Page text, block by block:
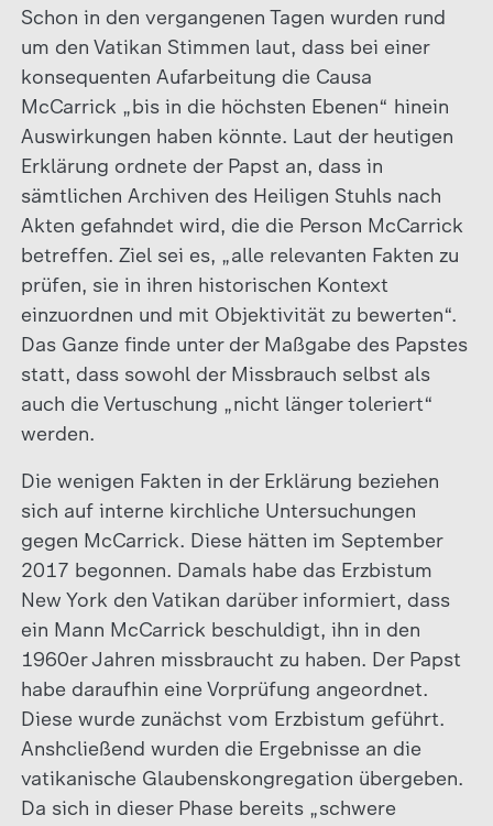
Schon in den vergangenen Tagen wurden rund
um den Vatikan Stimmen laut, dass bei einer
konsequenten Aufarbeitung die Causa
McCarrick „bis in die höchsten Ebenen“ hinein
Auswirkungen haben könnte. Laut der heutigen
Erklärung ordnete der Papst an, dass in
sämtlichen Archiven des Heiligen Stuhls nach
Akten gefahndet wird, die die Person McCarrick
betreffen. Ziel sei es, „alle relevanten Fakten zu
prüfen, sie in ihren historischen Kontext
einzuordnen und mit Objektivität zu bewerten“.
Das Ganze finde unter der Maßgabe des Papstes
statt, dass sowohl der Missbrauch selbst als
auch die Vertuschung „nicht länger toleriert“
werden.
Die wenigen Fakten in der Erklärung beziehen
sich auf interne kirchliche Untersuchungen
gegen McCarrick. Diese hätten im September
2017 begonnen. Damals habe das Erzbistum
New York den Vatikan darüber informiert, dass
ein Mann McCarrick beschuldigt, ihn in den
1960er Jahren missbraucht zu haben. Der Papst
habe daraufhin eine Vorprüfung angeordnet.
Diese wurde zunächst vom Erzbistum geführt.
Anshcließend wurden die Ergebnisse an die
vatikanische Glaubenskongregation übergeben.
Da sich in dieser Phase bereits „schwere